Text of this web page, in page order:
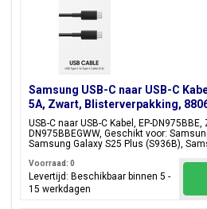
Samsung USB-C naar USB-C
5A, Zwart, Blisterverpakking,
DN975BBEGWW
USB-C naar USB-C Kabel, EP-
DN975BBEGWW, Geschikt voor:
Samsung Galaxy S25 Plus (S936B),
Voorraad: 0
Levertijd: Beschikbaar binnen 5 -
15 werkdagen